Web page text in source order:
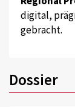
digital,
gebracht.
Dossier